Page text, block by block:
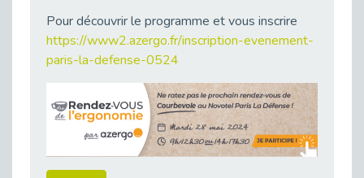
Publié le 29/04/2026
Optimiser son CV lorsqu’on est en situation de handicap
Publié le 29/04/2026
28 avril : Agir ensemble pour une culture de prévention au travail
Publié le 27/04/2026
Mobilisation pour l’alternance et le handicap
Pour découvrir le programme et vous inscrire
https://www2.azergo.fr/inscription-evenement-
paris-la-defense-0524